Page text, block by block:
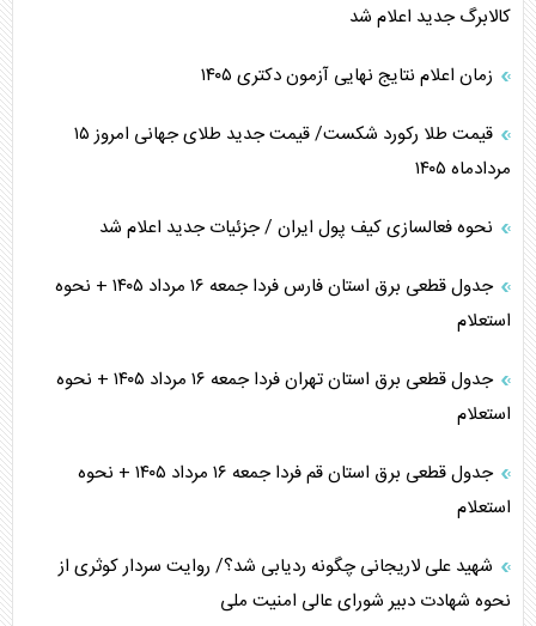
کالابرگ جدید اعلام شد
زمان اعلام نتایج نهایی آزمون دکتری ۱۴۰۵
قیمت طلا رکورد شکست/ قیمت جدید طلای جهانی امروز ۱۵
مردادماه ۱۴۰۵
نحوه فعالسازی کیف پول ایران / جزئیات جدید اعلام شد
جدول قطعی برق استان فارس فردا جمعه ۱۶ مرداد ۱۴۰۵ + نحوه
استعلام
جدول قطعی برق استان تهران فردا جمعه ۱۶ مرداد ۱۴۰۵ + نحوه
استعلام
جدول قطعی برق استان قم فردا جمعه ۱۶ مرداد ۱۴۰۵ + نحوه
استعلام
شهید علی لاریجانی چگونه ردیابی شد؟/ روایت سردار کوثری از
نحوه شهادت دبیر شورای عالی امنیت ملی